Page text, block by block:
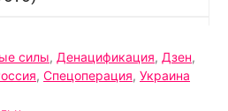
силы, Денацификация, Дзен,
, Спецоперация, Украина